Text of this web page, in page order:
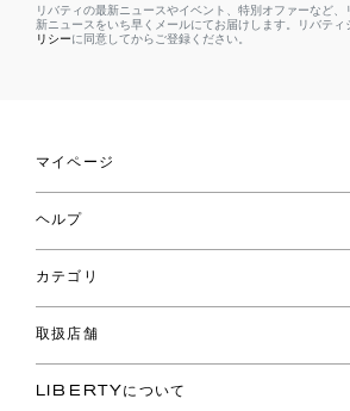
リバティの最新ニュースやイベント、特別オファーなど
新ニュースをいち早くメールにてお届けします。リバティ
リシーに同意してからご登録ください。
マイページ
ロイヤリティプログラム
パスワード再設定
ショッピングバッグ
ヘルプ
お問い合わせ
よくあるご質問
ご利用ガイド
カテゴリ
コレクション
ファブリックス
バッグ
取扱店舗
リバティ・ファブリックス
LIBERTYについて